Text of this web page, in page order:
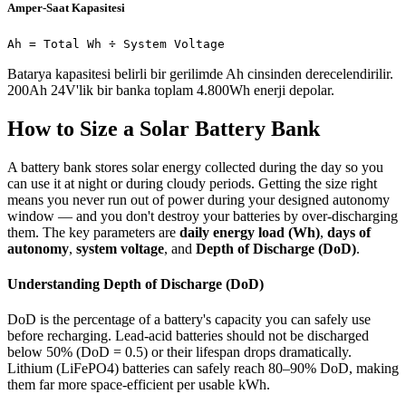
Amper-Saat Kapasitesi
Ah = Total Wh ÷ System Voltage
Batarya kapasitesi belirli bir gerilimde Ah cinsinden derecelendirilir.
200Ah 24V'lik bir banka toplam 4.800Wh enerji depolar.
How to Size a Solar Battery Bank
A battery bank stores solar energy collected during the day so you
can use it at night or during cloudy periods. Getting the size right
means you never run out of power during your designed autonomy
window — and you don't destroy your batteries by over-discharging
them. The key parameters are daily energy load (Wh), days of
autonomy, system voltage, and Depth of Discharge (DoD).
Understanding Depth of Discharge (DoD)
DoD is the percentage of a battery's capacity you can safely use
before recharging. Lead-acid batteries should not be discharged
below 50% (DoD = 0.5) or their lifespan drops dramatically.
Lithium (LiFePO4) batteries can safely reach 80–90% DoD, making
them far more space-efficient per usable kWh.